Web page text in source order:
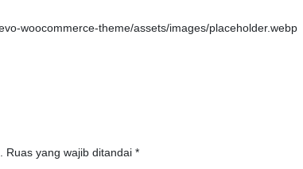
Ruas yang wajib ditandai *